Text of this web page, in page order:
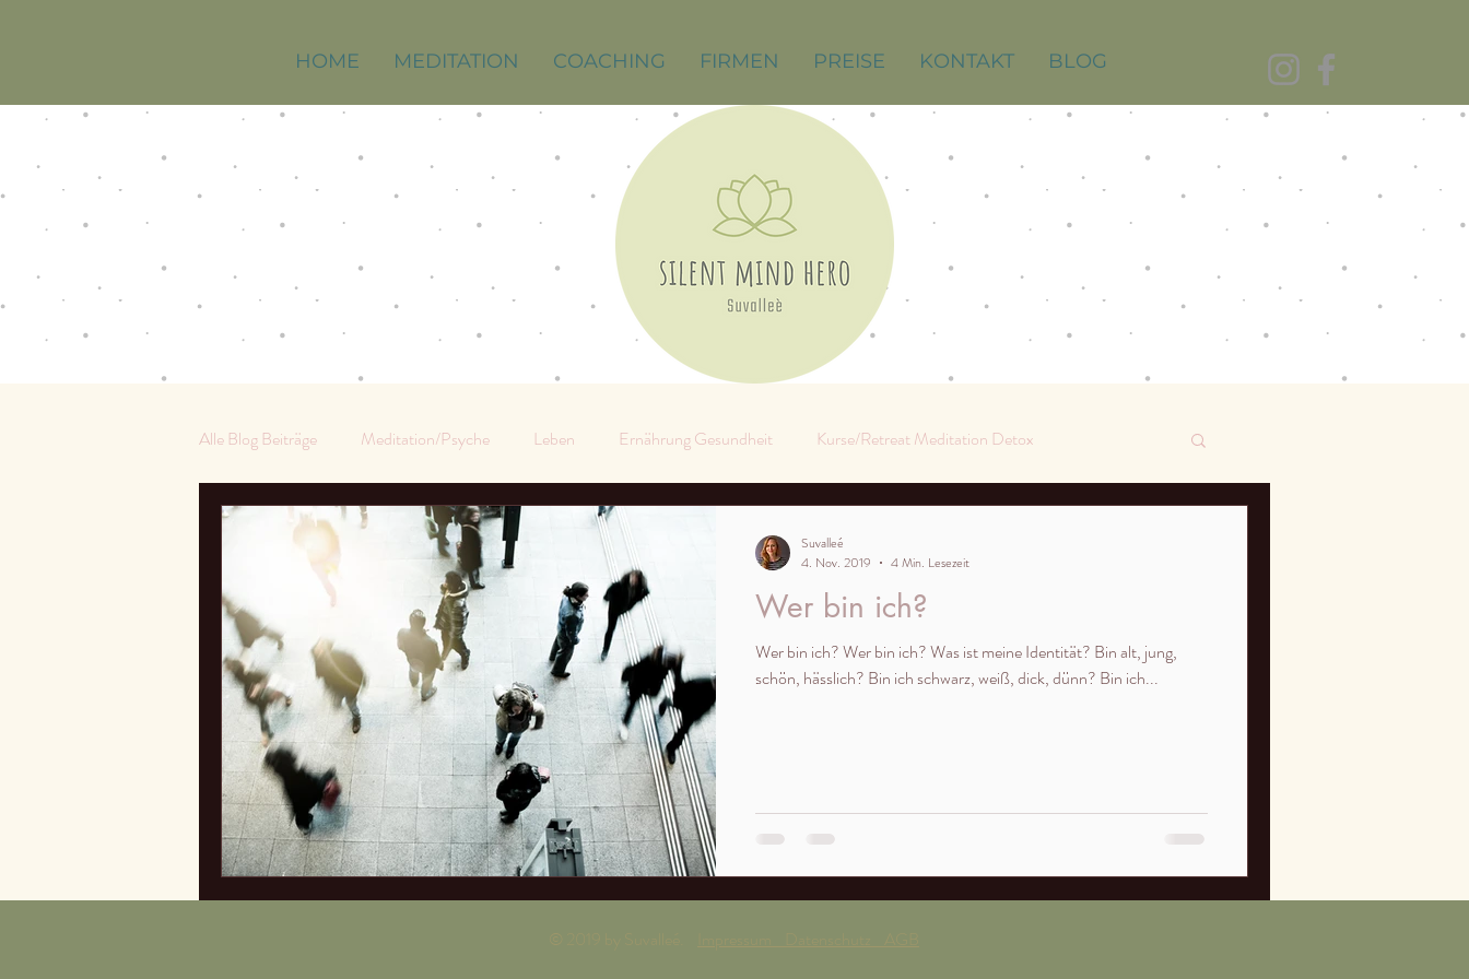
HOME MEDITATION COACHING FIRMEN PREISE KONTAKT BLOG
Alle Blog Beiträge Meditation/Psyche Leben Ernährung Gesundheit Kurse/Retreat Meditation Detox
Wer bin ich?
Wer bin ich? Wer bin ich? Was ist meine Identität? Bin alt, jung,
schön, hässlich? Bin ich schwarz, weiß, dick, dünn? Bin ich...
Suvalleé
4. Nov. 2019
4 Min. Lesezeit